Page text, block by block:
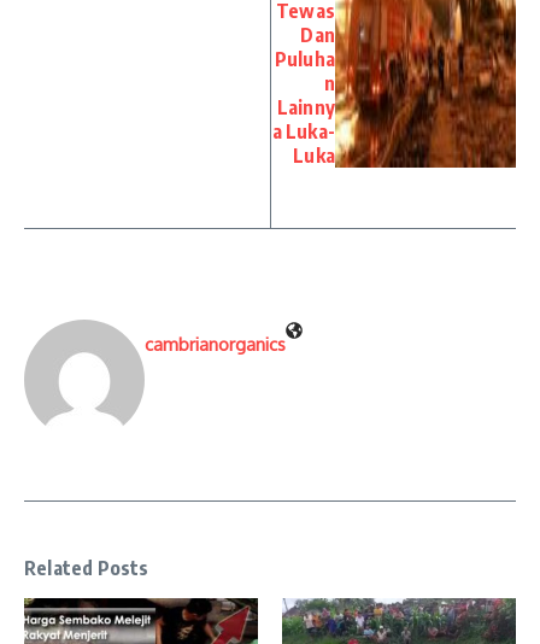
Tewas
Dan
Puluha
n
Lainny
a Luka-
Luka
cambrianorganics
Related Posts